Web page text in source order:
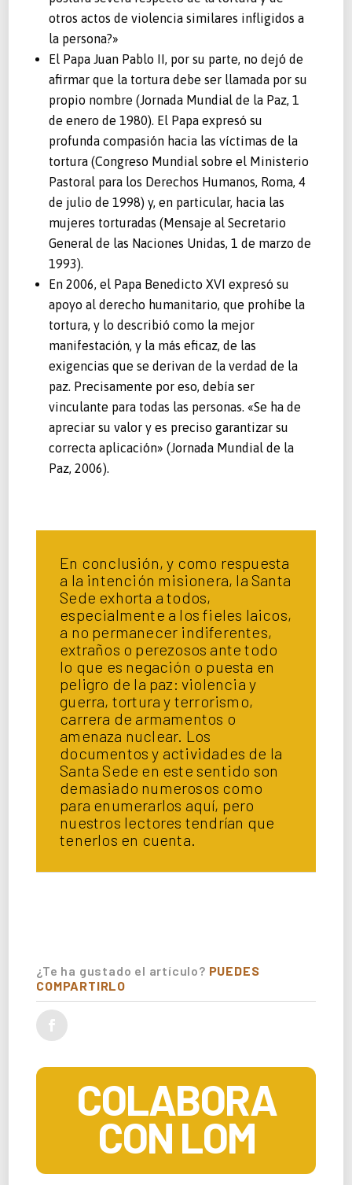
otros actos de violencia similares infligidos a
la persona?»
El Papa Juan Pablo II, por su parte, no dejó de
afirmar que la tortura debe ser llamada por su
propio nombre (Jornada Mundial de la Paz, 1
de enero de 1980). El Papa expresó su
profunda compasión hacia las víctimas de la
tortura (Congreso Mundial sobre el Ministerio
Pastoral para los Derechos Humanos, Roma, 4
de julio de 1998) y, en particular, hacia las
mujeres torturadas (Mensaje al Secretario
General de las Naciones Unidas, 1 de marzo de
1993).
En 2006, el Papa Benedicto XVI expresó su
apoyo al derecho humanitario, que prohíbe la
tortura, y lo describió como la mejor
manifestación, y la más eficaz, de las
exigencias que se derivan de la verdad de la
paz. Precisamente por eso, debía ser
vinculante para todas las personas. «Se ha de
apreciar su valor y es preciso garantizar su
correcta aplicación» (Jornada Mundial de la
Paz, 2006).
En conclusión, y como respuesta
a la intención misionera, la Santa
Sede exhorta a todos,
especialmente a los fieles laicos,
a no permanecer indiferentes,
extraños o perezosos ante todo
lo que es negación o puesta en
peligro de la paz: violencia y
guerra, tortura y terrorismo,
carrera de armamentos o
amenaza nuclear. Los
documentos y actividades de la
Santa Sede en este sentido son
demasiado numerosos como
para enumerarlos aquí, pero
nuestros lectores tendrían que
tenerlos en cuenta.
¿Te ha gustado el artículo? PUEDES
COMPARTIRLO
COLABORA
CON LOM